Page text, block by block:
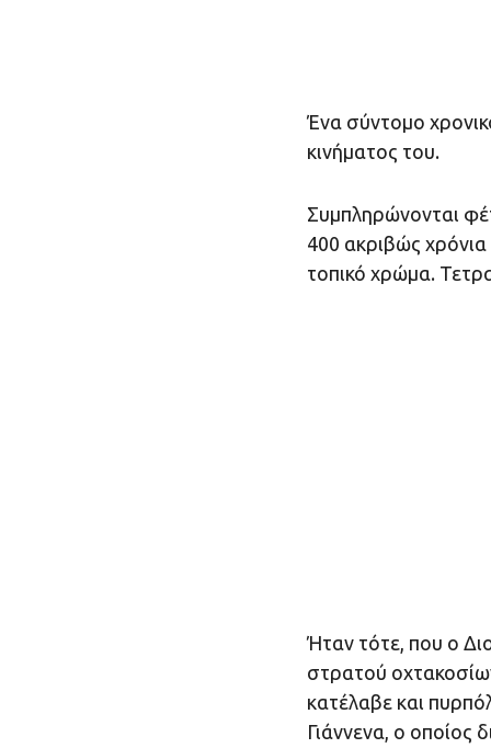
Ένα σύντομο
κινήματος του.
Συμπληρώνονται
400 ακριβώς χρόνια
τοπικό χρώμα.
Ήταν τότε, που ο
στρατού
κατέλαβε και
Γιάννενα, ο οποίος